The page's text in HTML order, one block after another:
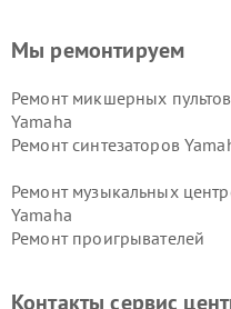
Мы ремонтируем
Ремонт микшерных пультов
Yamaha
Ремонт синтезаторов
Ремонт музыкальных
Yamaha
Ремонт проигрывателей
Контакты сервис